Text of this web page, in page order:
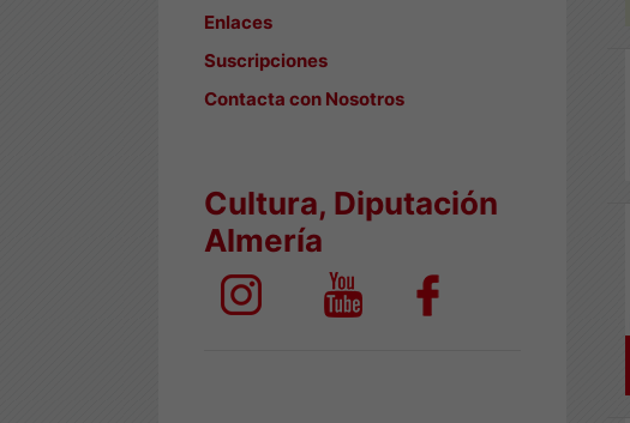
Enlaces
Suscripciones
Contacta con Nosotros
Cultura, Diputación
Almería